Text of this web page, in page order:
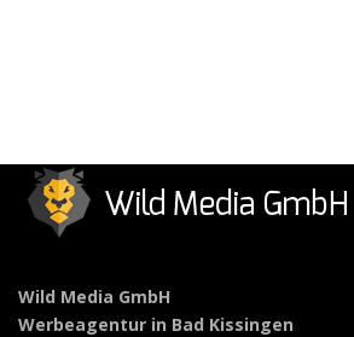
Wild Media GmbH
Werbeagentur in Bad Kissingen